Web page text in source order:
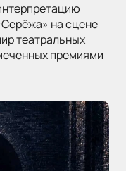
на сцене
театральных
премиями